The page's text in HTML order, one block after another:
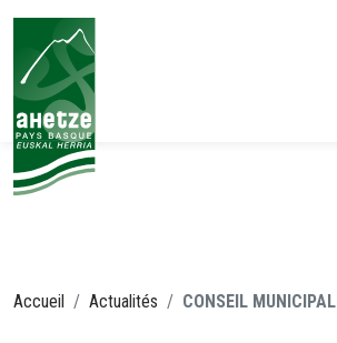
Aller
contenu
Accueil Actualités CONSEIL MUNICIPAL